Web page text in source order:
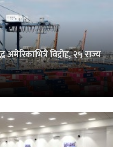
अमेरिकाभित्रै विद्रोह, २५ राज्य